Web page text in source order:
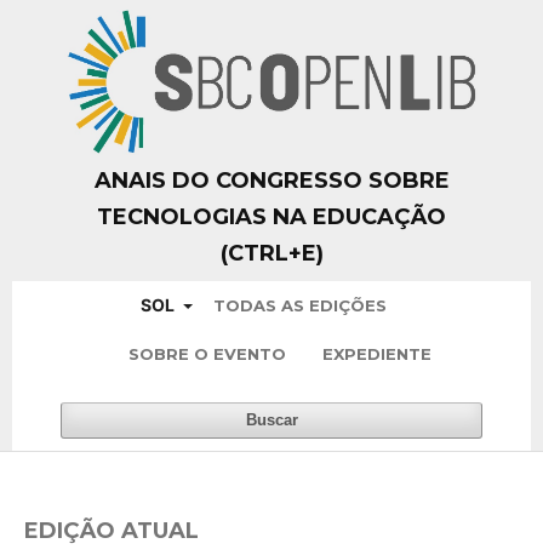
ANAIS DO CONGRESSO SOBRE
TECNOLOGIAS NA EDUCAÇÃO
(CTRL+E)
SOL TODAS AS EDIÇÕES
SOBRE O EVENTO EXPEDIENTE
Buscar
EDIÇÃO ATUAL